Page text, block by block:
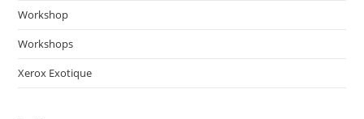
Workshop
Workshops
Xerox Exotique